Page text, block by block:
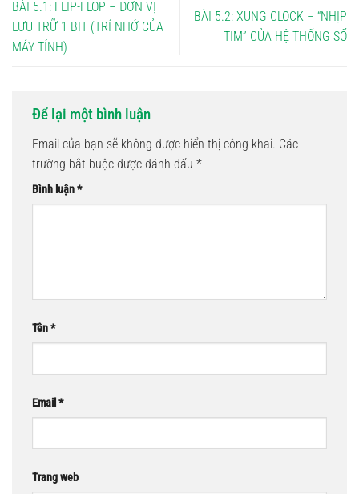
BÀI 5.1: FLIP-FLOP – ĐƠN VỊ
LƯU TRỮ 1 BIT (TRÍ NHỚ CỦA
MÁY TÍNH)
BÀI 5.2: XUNG CLOCK – “NHỊP
TIM” CỦA HỆ THỐNG SỐ
Để lại một bình luận
Email của bạn sẽ không được hiển thị công khai. Các
trường bắt buộc được đánh dấu *
Bình luận*
Tên*
Email *
Trang web